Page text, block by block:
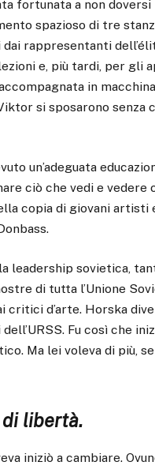
fortunata a non
spazioso di tre
rappresentanti
e, più tardi, per gli
in
si sposarono
un’adeguata
ciò che vedi e vedere
copia di giovani artisti
leadership sovietica,
di tutta l’Unione
critici d’arte. Horska
Fu così che
Ma lei voleva di più,
libertà.
iniziò a cambiare.